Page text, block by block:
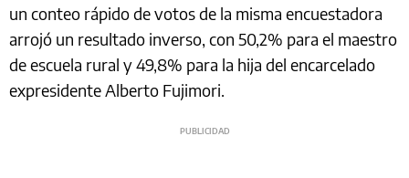
un conteo rápido de votos de la misma encuestadora
arrojó un resultado inverso, con 50,2% para el maestro
de escuela rural y 49,8% para la hija del encarcelado
expresidente Alberto Fujimori.